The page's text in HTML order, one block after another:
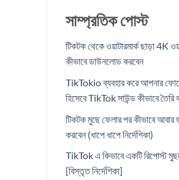
সাম্প্রতিক পোস্ট
টিকটক থেকে ওয়াটারমার্ক ছাড়া 4K
কীভাবে ডাউনলোড করবেন
TikTokio ব্যবহার করে আপনার
হিসেবে TikTok সাউন্ড কীভাবে তৈরি
টিকটক মুছে ফেলার পর কীভাবে
করবেন (ধাপে ধাপে নির্দেশিকা)
TikTok এ কিভাবে একটি রিপোস্ট
[বিস্তৃত নির্দেশিকা]